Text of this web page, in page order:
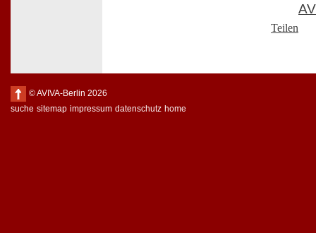
Teilen
© AVIVA-Berlin 2026
suche sitemap impressum datenschutz home